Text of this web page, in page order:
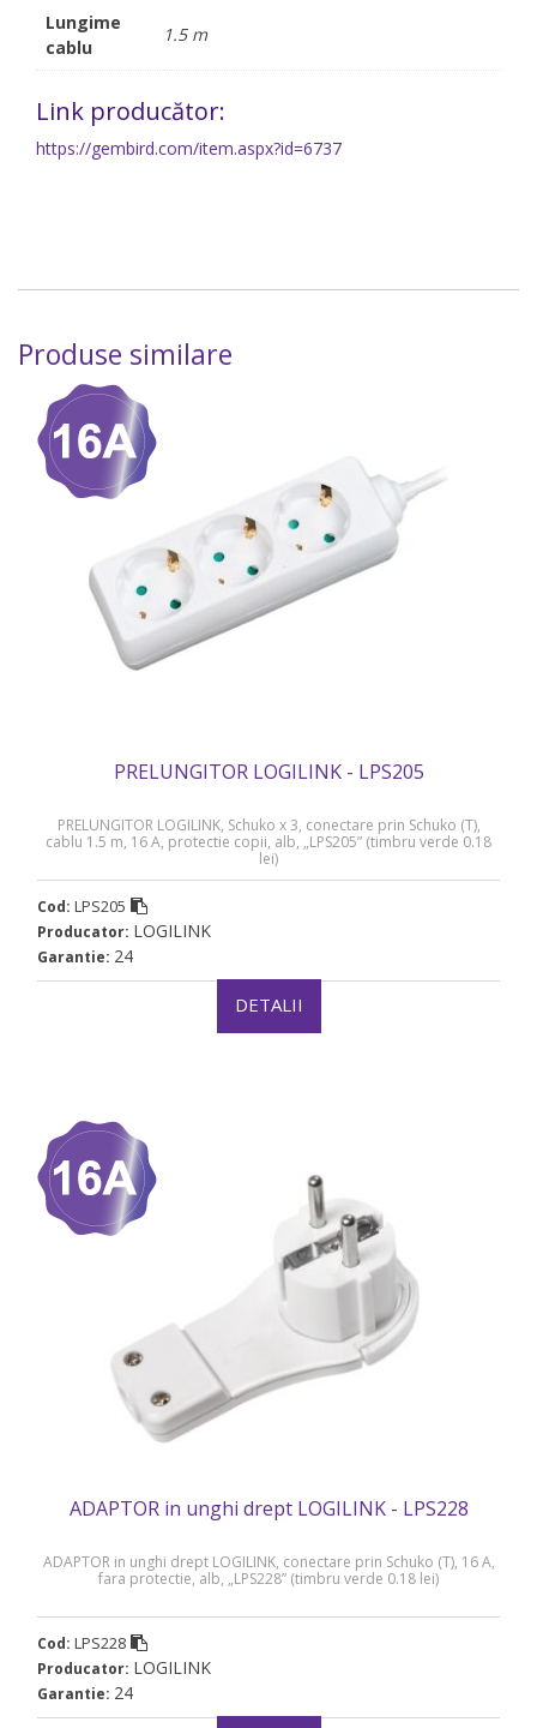
Lungime
cablu
1.5 m
Link producător:
https://gembird.com/item.aspx?id=6737
Produse similare
PRELUNGITOR LOGILINK - LPS205
PRELUNGITOR LOGILINK, Schuko x 3, conectare prin Schuko (T),
cablu 1.5 m, 16 A, protectie copii, alb, „LPS205” (timbru verde 0.18
lei)
Cod: LPS205
Producator: LOGILINK
Garantie: 24
DETALII
ADAPTOR in unghi drept LOGILINK - LPS228
ADAPTOR in unghi drept LOGILINK, conectare prin Schuko (T), 16 A,
fara protectie, alb, „LPS228” (timbru verde 0.18 lei)
Cod: LPS228
Producator: LOGILINK
Garantie: 24